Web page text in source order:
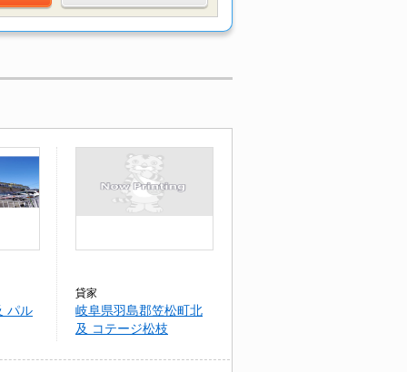
パル
貸家
岐阜県羽島郡笠松町北
及 コテージ松枝